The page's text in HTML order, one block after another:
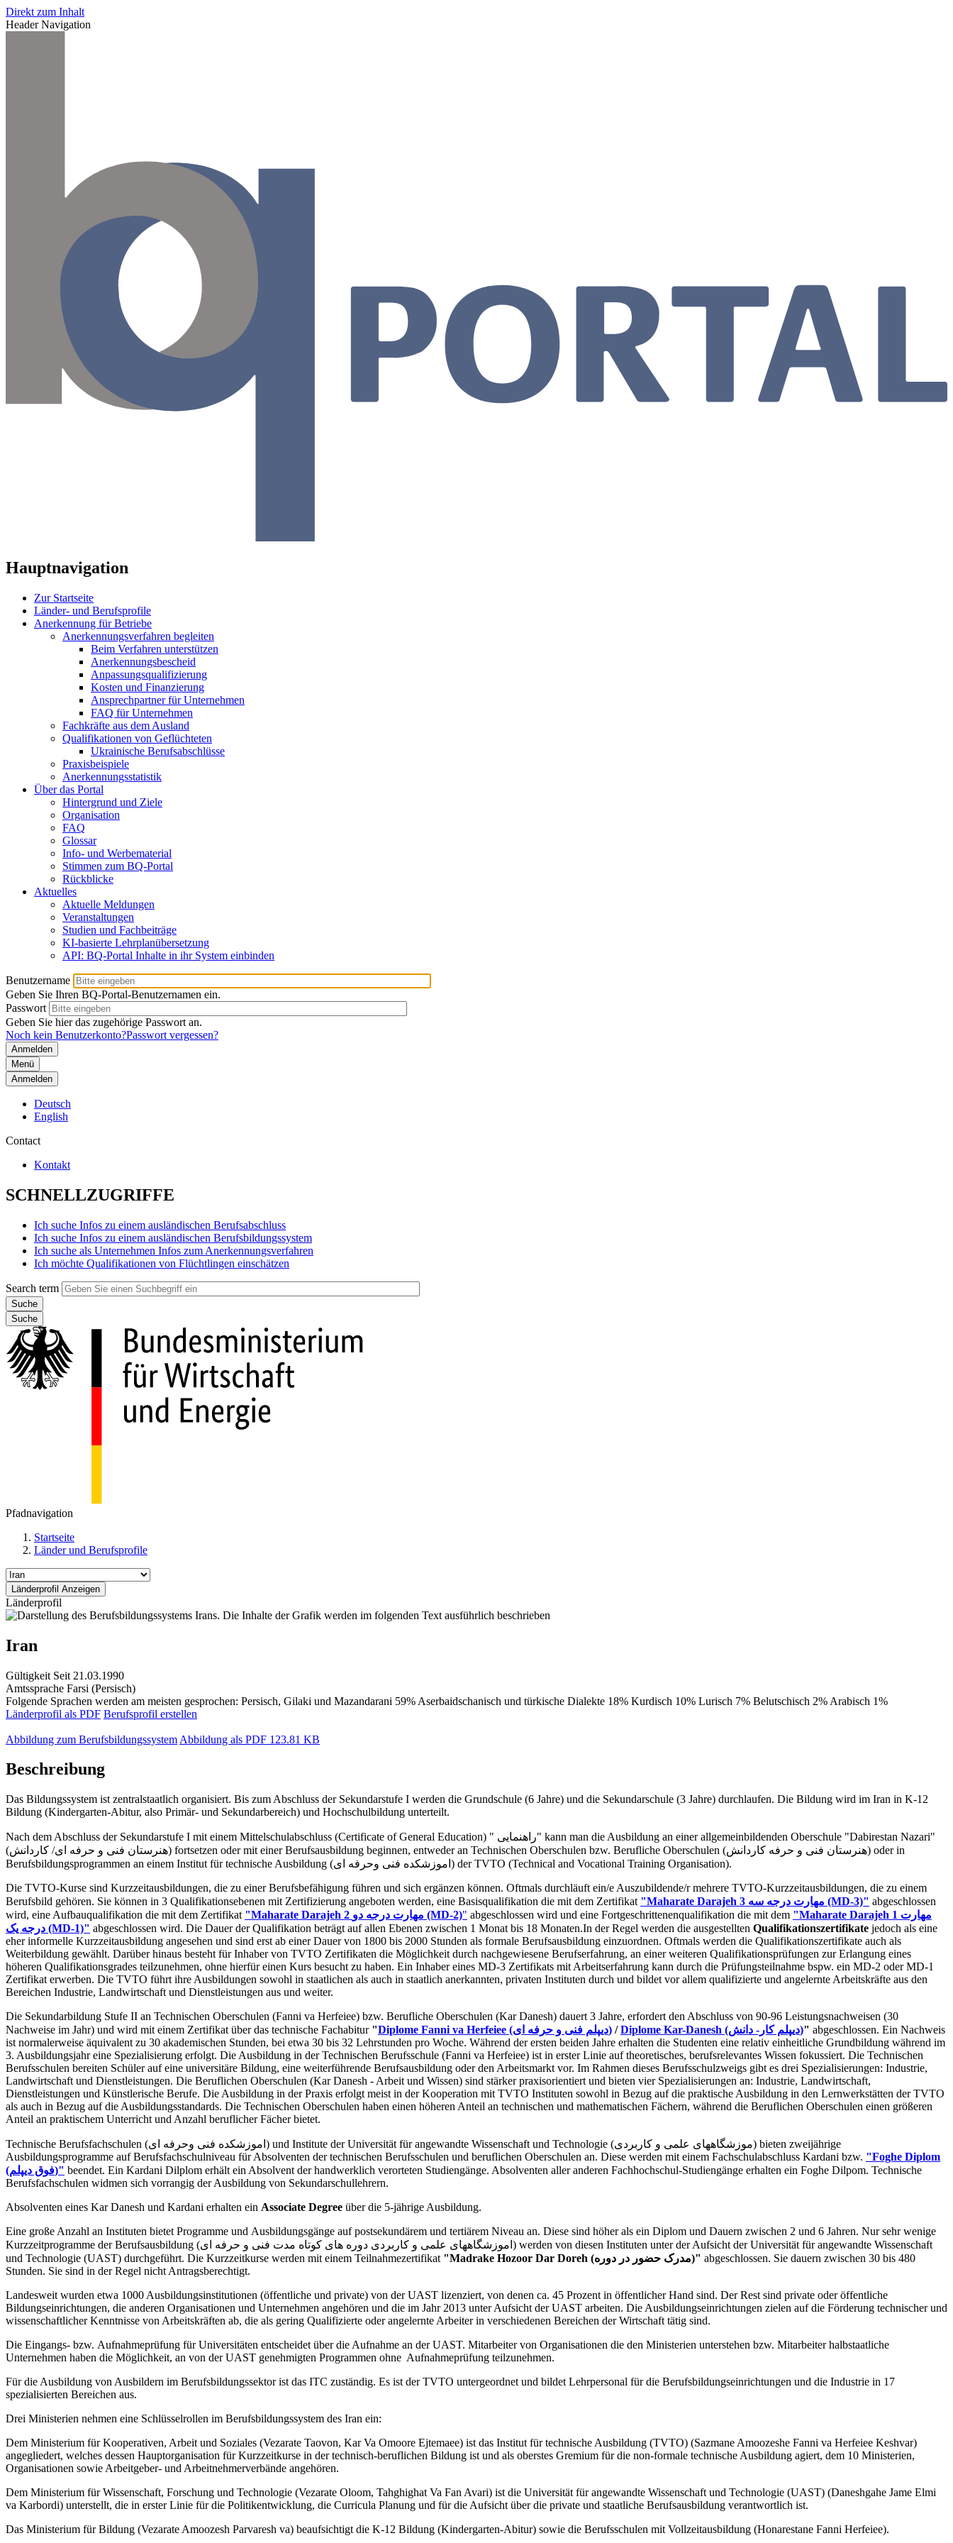
Direkt zum Inhalt
Header Navigation
Hauptnavigation
Zur Startseite
Länder- und Berufsprofile
Anerkennung für Betriebe
Anerkennungsverfahren begleiten
Beim Verfahren unterstützen
Anerkennungsbescheid
Anpassungsqualifizierung
Kosten und Finanzierung
Ansprechpartner für Unternehmen
FAQ für Unternehmen
Fachkräfte aus dem Ausland
Qualifikationen von Geflüchteten
Ukrainische Berufsabschlüsse
Praxisbeispiele
Anerkennungsstatistik
Über das Portal
Hintergrund und Ziele
Organisation
FAQ
Glossar
Info- und Werbematerial
Stimmen zum BQ-Portal
Rückblicke
Aktuelles
Aktuelle Meldungen
Veranstaltungen
Studien und Fachbeiträge
KI-basierte Lehrplanübersetzung
API: BQ-Portal Inhalte in ihr System einbinden
Benutzername
Geben Sie Ihren BQ-Portal-Benutzernamen ein.
Passwort
Geben Sie hier das zugehörige Passwort an.
Noch kein Benutzerkonto?Passwort vergessen?
Menü
Anmelden
Deutsch
English
Contact
Kontakt
SCHNELLZUGRIFFE
Ich suche Infos zu einem ausländischen Berufsabschluss
Ich suche Infos zu einem ausländischen Berufsbildungssystem
Ich suche als Unternehmen Infos zum Anerkennungsverfahren
Ich möchte Qualifikationen von Flüchtlingen einschätzen
Search term
Suche
Pfadnavigation
Startseite
Länder und Berufsprofile
Länderprofil
Iran
Gültigkeit Seit 21.03.1990
Amtssprache Farsi (Persisch)
Folgende Sprachen werden am meisten gesprochen: Persisch, Gilaki und Mazandarani 59% Aserbaidschanisch und türkische Dialekte 18% Kurdisch 10% Lurisch 7% Belutschisch 2% Arabisch 1%
Länderprofil als PDF Berufsprofil erstellen
Abbildung zum Berufsbildungssystem Abbildung als PDF 123.81 KB
Beschreibung
Das Bildungssystem ist zentralstaatlich organisiert. Bis zum Abschluss der Sekundarstufe I werden die Grundschule (6 Jahre) und die Sekundarschule (3 Jahre) durchlaufen. Die Bildung wird im Iran in K-12
Bildung (Kindergarten-Abitur, also Primär- und Sekundarbereich) und Hochschulbildung unterteilt.
Nach dem Abschluss der Sekundarstufe I mit einem Mittelschulabschluss (Certificate of General Education) " راهنمایی" kann man die Ausbildung an einer allgemeinbildenden Oberschule "Dabirestan Nazari"
(هنرستان فنی و حرفه ای/ کاردانش) fortsetzen oder mit einer Berufsausbildung beginnen, entweder an Technischen Oberschulen bzw. Berufliche Oberschulen (هنرستان فنی و حرفه کاردانش) oder in
Berufsbildungsprogrammen an einem Institut für technische Ausbildung (اموزشکده فنی وحرفه ای) der TVTO (Technical and Vocational Training Organisation).
Die TVTO-Kurse sind Kurzzeitausbildungen, die zu einer Berufsbefähigung führen und sich ergänzen können. Oftmals durchläuft ein/e Auszubildende/r mehrere TVTO-Kurzzeitausbildungen, die zu einem
Berufsbild gehören. Sie können in 3 Qualifikationsebenen mit Zertifizierung angeboten werden, eine Basisqualifikation die mit dem Zertifikat
"Maharate Darajeh 3 مهارت درجه سه (MD-3)" abgeschlossen
wird, eine Aufbauqualifikation die mit dem Zertifikat
"Maharate Darajeh 2 مهارت درجه دو (MD-2)" abgeschlossen wird und eine Fortgeschrittenenqualifikation die mit dem "Maharate Darajeh 1 مهارت
درجه یک (MD-1)" abgeschlossen wird. Die Dauer der Qualifikation beträgt auf allen Ebenen zwischen 1 Monat bis 18 Monaten.In der Regel werden die ausgestellten Qualifikationszertifikate jedoch als eine
eher informelle Kurzzeitausbildung angesehen und sind erst ab einer Dauer von 1800 bis 2000 Stunden als formale Berufsausbildung einzuordnen. Oftmals werden die Qualifikationszertifikate auch als
Weiterbildung gewählt. Darüber hinaus besteht für Inhaber von TVTO Zertifikaten die Möglichkeit durch nachgewiesene Berufserfahrung, an einer weiteren Qualifikationsprüfungen zur Erlangung eines
höheren Qualifikationsgrades teilzunehmen, ohne hierfür einen Kurs besucht zu haben. Ein Inhaber eines MD-3 Zertifikats mit Arbeitserfahrung kann durch die Prüfungsteilnahme bspw. ein MD-2 oder MD-1
Zertifikat erwerben. Die TVTO führt ihre Ausbildungen sowohl in staatlichen als auch in staatlich anerkannten, privaten Instituten durch und bildet vor allem qualifizierte und angelernte Arbeitskräfte aus den
Bereichen Industrie, Landwirtschaft und Dienstleistungen aus und weiter.
Die Sekundarbildung Stufe II an Technischen Oberschulen (Fanni va Herfeiee) bzw. Berufliche Oberschulen (Kar Danesh) dauert 3 Jahre, erfordert den Abschluss von 90-96 Leistungsnachweisen (30
Nachweise im Jahr) und wird mit einem Zertifikat über das technische Fachabitur" Diplome Fanni va Herfeiee (دیپلم فنی و حرفه ای) / Diplome Kar-Danesh (دیپلم کار- دانش)" abgeschlossen. Ein Nachweis
ist normalerweise äquivalent zu 30 akademischen Stunden, bei etwa 30 bis 32 Lehrstunden pro Woche. Während der ersten beiden Jahre erhalten die Studenten eine relativ einheitliche Grundbildung während im
3. Ausbildungsjahr eine Spezialisierung erfolgt. Die Ausbildung in der Technischen Berufsschule (Fanni va Herfeiee) ist in erster Linie auf theoretisches, berufsrelevantes Wissen fokussiert. Die Technischen
Berufsschulen bereiten Schüler auf eine universitäre Bildung, eine weiterführende Berufsausbildung oder den Arbeitsmarkt vor. Im Rahmen dieses Berufsschulzweigs gibt es drei Spezialisierungen: Industrie,
Landwirtschaft und Dienstleistungen. Die Beruflichen Oberschulen (Kar Danesh - Arbeit und Wissen) sind stärker praxisorientiert und bieten vier Spezialisierungen an: Industrie, Landwirtschaft,
Dienstleistungen und Künstlerische Berufe. Die Ausbildung in der Praxis erfolgt meist in der Kooperation mit TVTO Instituten sowohl in Bezug auf die praktische Ausbildung in den Lernwerkstätten der TVTO
als auch in Bezug auf die Ausbildungsstandards. Die Technischen Oberschulen haben einen höheren Anteil an technischen und mathematischen Fächern, während die Beruflichen Oberschulen einen größeren
Anteil an praktischem Unterricht und Anzahl beruflicher Fächer bietet.
Technische Berufsfachschulen (اموزشکده فنی وحرفه ای) und Institute der Universität für angewandte Wissenschaft und Technologie (موزشگاههای علمی و کاربردی) bieten zweijährige
Ausbildungsprogramme auf Berufsfachschulniveau für Absolventen der technischen Berufsschulen und beruflichen Oberschulen an. Diese werden mit einem Fachschulabschluss Kardani bzw. "Foghe Diplom
(فوق دیپلم)" beendet. Ein Kardani Dilplom erhält ein Absolvent der handwerklich verorteten Studiengänge. Absolventen aller anderen Fachhochschul-Studiengänge erhalten ein Foghe Dilpom. Technische
Berufsfachschulen widmen sich vorrangig der Ausbildung von Sekundarschullehrern.
Absolventen eines Kar Danesh und Kardani erhalten ein Associate Degree über die 5-jährige Ausbildung.
Eine große Anzahl an Instituten bietet Programme und Ausbildungsgänge auf postsekundärem und tertiärem Niveau an. Diese sind höher als ein Diplom und Dauern zwischen 2 und 6 Jahren. Nur sehr wenige
Kurzzeitprogramme der Berufsausbildung (اموزشگاههای علمی و کاربردی دوره های کوتاه مدت فنی و حرفه ای) werden von diesen Instituten unter der Aufsicht der Universität für angewandte Wissenschaft
und Technologie (UAST) durchgeführt. Die Kurzzeitkurse werden mit einem Teilnahmezertifikat
"Madrake Hozoor Dar Doreh (مدرک حضور در دوره)" abgeschlossen. Sie dauern zwischen 30 bis 480
Stunden. Sie sind in der Regel nicht Antragsberechtigt.
Landesweit wurden etwa 1000 Ausbildungsinstitutionen (öffentliche und private) von der UAST lizenziert, von denen ca. 45 Prozent in öffentlicher Hand sind. Der Rest sind private oder öffentliche
Bildungseinrichtungen, die anderen Organisationen und Unternehmen angehören und die im Jahr 2013 unter Aufsicht der UAST arbeiten. Die Ausbildungseinrichtungen zielen auf die Förderung technischer und
wissenschaftlicher Kenntnisse von Arbeitskräften ab, die als gering Qualifizierte oder angelernte Arbeiter in verschiedenen Bereichen der Wirtschaft tätig sind.
Die Eingangs- bzw. Aufnahmeprüfung für Universitäten entscheidet über die Aufnahme an der UAST. Mitarbeiter von Organisationen die den Ministerien unterstehen bzw. Mitarbeiter halbstaatliche
Unternehmen haben die Möglichkeit, an von der UAST genehmigten Programmen ohne Aufnahmeprüfung teilzunehmen.
Für die Ausbildung von Ausbildern im Berufsbildungssektor ist das ITC zuständig. Es ist der TVTO untergeordnet und bildet Lehrpersonal für die Berufsbildungseinrichtungen und die Industrie in 17
spezialisierten Bereichen aus.
Drei Ministerien nehmen eine Schlüsselrollen im Berufsbildungssystem des Iran ein:
Dem Ministerium für Kooperativen, Arbeit und Soziales (Vezarate Taovon, Kar Va Omoore Ejtemaee) ist das Institut für technische Ausbildung (TVTO) (Sazmane Amoozeshe Fanni va Herfeiee Keshvar)
angegliedert, welches dessen Hauptorganisation für Kurzzeitkurse in der technisch-beruflichen Bildung ist und als oberstes Gremium für die non-formale technische Ausbildung agiert, dem 10 Ministerien,
Organisationen sowie Arbeitgeber- und Arbeitnehmerverbände angehören.
Dem Ministerium für Wissenschaft, Forschung und Technologie (Vezarate Oloom, Tahghighat Va Fan Avari) ist die Universität für angewandte Wissenschaft und Technologie (UAST) (Daneshgahe Jame Elmi
va Karbordi) unterstellt, die in erster Linie für die Politikentwicklung, die Curricula Planung und für die Aufsicht über die private und staatliche Berufsausbildung verantwortlich ist.
Das Ministerium für Bildung (Vezarate Amoozesh Parvaresh va) beaufsichtigt die K-12 Bildung (Kindergarten-Abitur) sowie die Berufsschulen mit Vollzeitausbildung (Honarestane Fanni Herfeiee).